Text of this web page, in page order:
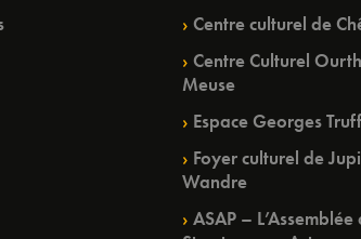
Centre culturel de
Centre Culturel
Meuse
Espace Georges
Foyer culturel de
Wandre
ASAP – L’Assemblée